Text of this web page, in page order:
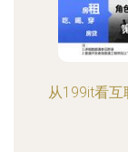
从199it看